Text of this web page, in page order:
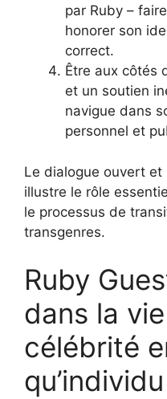
par Ruby –
honorer son
correct.
Être aux côtés
et un soutien
navigue dans
personnel et
Le dialogue ouvert
illustre le rôle
le processus de
transgenres.
Ruby
dans la
célébrité